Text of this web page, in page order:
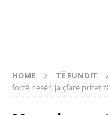
HOME TË FUNDIT
fortë nesër, ja çfarë pritet